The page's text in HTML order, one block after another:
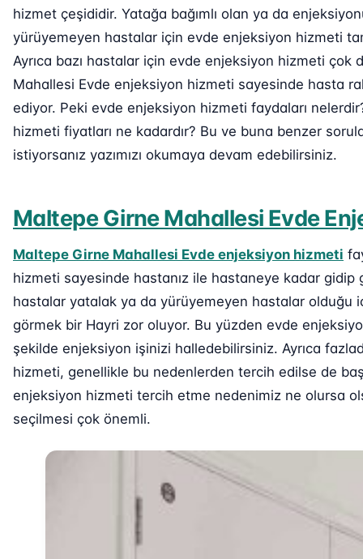
hizmet çeşididir. Yatağa bağımlı olan ya da
yürüyemeyen hastalar için evde enjeksiyon hizmeti
Ayrıca bazı hastalar için evde enjeksiyon hizmeti
Mahallesi Evde enjeksiyon hizmeti sayesinde hasta
ediyor. Peki evde enjeksiyon hizmeti faydaları
hizmeti fiyatları ne kadardır? Bu ve buna benzer
istiyorsanız yazımızı okumaya devam edebilirsiniz.
Maltepe Girne Mahallesi Evde
Maltepe Girne Mahallesi Evde enjeksiyon hizmeti
hizmeti sayesinde hastanız ile hastaneye kadar gidip
hastalar yatalak ya da yürüyemeyen hastalar olduğu
görmek bir Hayri zor oluyor. Bu yüzden evde
şekilde enjeksiyon işinizi halledebilirsiniz. Ayrıca
hizmeti, genellikle bu nedenlerden tercih edilse de
enjeksiyon hizmeti tercih etme nedenimiz ne olursa
seçilmesi çok önemli.